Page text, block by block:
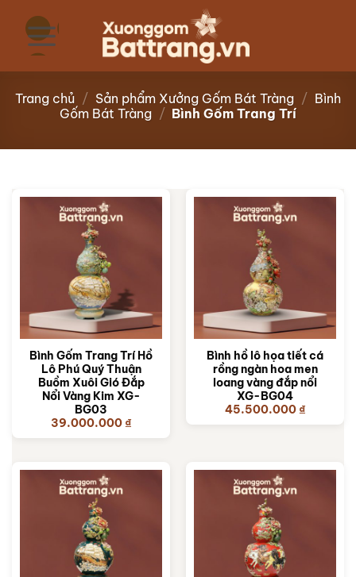
dung
Trang chủ / Sản phẩm Xưởng Gốm Bát Tràng / Bình
Gốm Bát Tràng / Bình Gốm Trang Trí
Bình Gốm Trang Trí Hồ
Lô Phú Quý Thuận
Buồm Xuôi Gió Đắp
Nổi Vàng Kim XG-
BG03
39.000.000₫
Bình hồ lô họa tiết cá
rồng ngàn hoa men
loang vàng đắp nổi
XG-BG04
45.500.000₫